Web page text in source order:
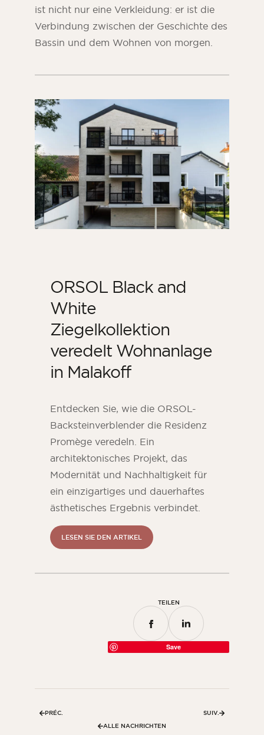
ist nicht nur eine Verkleidung: er ist die
Verbindung zwischen der Geschichte des
Bassin und dem Wohnen von morgen.
ORSOL Black and
White
Ziegelkollektion
veredelt Wohnanlage
in Malakoff
Entdecken Sie, wie die ORSOL-
Backsteinverblender die Residenz
Promège veredeln. Ein
architektonisches Projekt, das
Modernität und Nachhaltigkeit für
ein einzigartiges und dauerhaftes
ästhetisches Ergebnis verbindet.
LESEN SIE DEN ARTIKEL
TEILEN
Save
ALLE NACHRICHTEN
PRÉC. SUIV.